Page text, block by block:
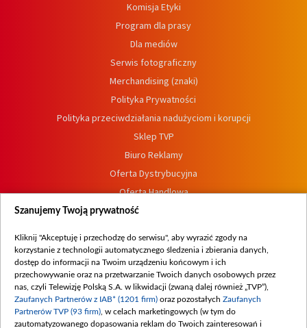
Komisja Etyki
Program dla prasy
Dla mediów
Serwis fotograficzny
Merchandising (znaki)
Polityka Prywatności
Polityka przeciwdziałania nadużyciom i korupcji
Sklep TVP
Biuro Reklamy
Oferta Dystrybucyjna
Oferta Handlowa
Dostępność
Procedura zgłoszeń wewnętrznych
Szanujemy Twoją prywatność
Kliknij "Akceptuję i przechodzę do serwisu", aby wyrazić zgody na
korzystanie z technologii automatycznego śledzenia i zbierania danych,
dostęp do informacji na Twoim urządzeniu końcowym i ich
przechowywanie oraz na przetwarzanie Twoich danych osobowych przez
nas, czyli Telewizję Polską S.A. w likwidacji (zwaną dalej również „TVP”),
Zaufanych Partnerów z IAB* (1201 firm) oraz pozostałych Zaufanych
Partnerów TVP (93 firm) , w celach marketingowych (w tym do
zautomatyzowanego dopasowania reklam do Twoich zainteresowań i